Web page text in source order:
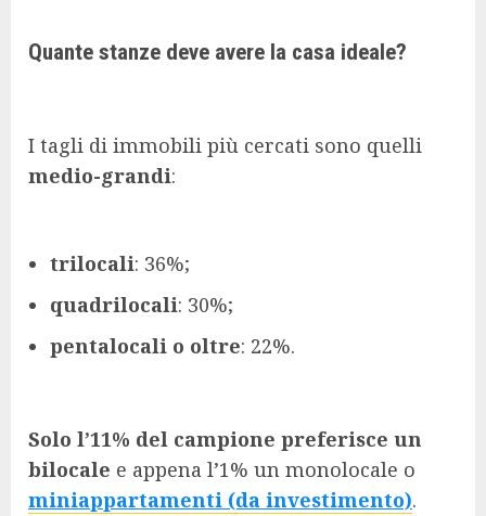
Quante stanze deve avere la casa ideale?
I tagli di immobili più cercati sono quelli
medio-grandi:
trilocali: 36%;
quadrilocali: 30%;
pentalocali o oltre: 22%.
Solo l’11% del campione preferisce un
bilocale e appena l’1% un monolocale o
miniappartamenti (da investimento).